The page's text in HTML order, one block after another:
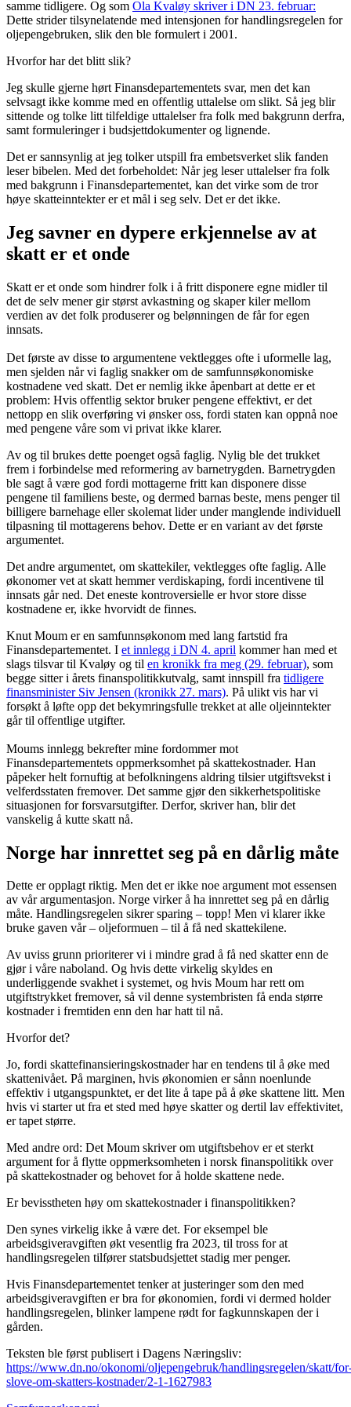
samme tidligere. Og som Ola Kvaløy skriver i DN 23. februar:
Dette strider tilsynelatende med intensjonen for handlingsregelen for
oljepengebruken, slik den ble formulert i 2001.
Hvorfor har det blitt slik?
Jeg skulle gjerne hørt Finansdepartementets svar, men det kan
selvsagt ikke komme med en offentlig uttalelse om slikt. Så jeg blir
sittende og tolke litt tilfeldige uttalelser fra folk med bakgrunn derfra,
samt formuleringer i budsjettdokumenter og lignende.
Det er sannsynlig at jeg tolker utspill fra embetsverket slik fanden
leser bibelen. Med det forbeholdet: Når jeg leser uttalelser fra folk
med bakgrunn i Finansdepartementet, kan det virke som de tror
høye skatteinntekter er et mål i seg selv. Det er det ikke.
Jeg savner en dypere erkjennelse av at
skatt er et onde
Skatt er et onde som hindrer folk i å fritt disponere egne midler til
det de selv mener gir størst avkastning og skaper kiler mellom
verdien av det folk produserer og belønningen de får for egen
innsats.
Det første av disse to argumentene vektlegges ofte i uformelle lag,
men sjelden når vi faglig snakker om de samfunnsøkonomiske
kostnadene ved skatt. Det er nemlig ikke åpenbart at dette er et
problem: Hvis offentlig sektor bruker pengene effektivt, er det
nettopp en slik overføring vi ønsker oss, fordi staten kan oppnå noe
med pengene våre som vi privat ikke klarer.
Av og til brukes dette poenget også faglig. Nylig ble det trukket
frem i forbindelse med reformering av barnetrygden. Barnetrygden
ble sagt å være god fordi mottagerne fritt kan disponere disse
pengene til familiens beste, og dermed barnas beste, mens penger til
billigere barnehage eller skolemat lider under manglende individuell
tilpasning til mottagerens behov. Dette er en variant av det første
argumentet.
Det andre argumentet, om skattekiler, vektlegges ofte faglig. Alle
økonomer vet at skatt hemmer verdiskaping, fordi incentivene til
innsats går ned. Det eneste kontroversielle er hvor store disse
kostnadene er, ikke hvorvidt de finnes.
Knut Moum er en samfunnsøkonom med lang fartstid fra
Finansdepartementet. I et innlegg i DN 4. april kommer han med et
slags tilsvar til Kvaløy og til en kronikk fra meg (29. februar), som
begge sitter i årets finanspolitikkutvalg, samt innspill fra tidligere
finansminister Siv Jensen (kronikk 27. mars). På ulikt vis har vi
forsøkt å løfte opp det bekymringsfulle trekket at alle oljeinntekter
går til offentlige utgifter.
Moums innlegg bekrefter mine fordommer mot
Finansdepartementets oppmerksomhet på skattekostnader. Han
påpeker helt fornuftig at befolkningens aldring tilsier utgiftsvekst i
velferdsstaten fremover. Det samme gjør den sikkerhetspolitiske
situasjonen for forsvarsutgifter. Derfor, skriver han, blir det
vanskelig å kutte skatt nå.
Norge har innrettet seg på en dårlig måte
Dette er opplagt riktig. Men det er ikke noe argument mot essensen
av vår argumentasjon. Norge virker å ha innrettet seg på en dårlig
måte. Handlingsregelen sikrer sparing – topp! Men vi klarer ikke
bruke gaven vår – oljeformuen – til å få ned skattekilene.
Av uviss grunn prioriterer vi i mindre grad å få ned skatter enn de
gjør i våre naboland. Og hvis dette virkelig skyldes en
underliggende svakhet i systemet, og hvis Moum har rett om
utgiftstrykket fremover, så vil denne systembristen få enda større
kostnader i fremtiden enn den har hatt til nå.
Hvorfor det?
Jo, fordi skattefinansieringskostnader har en tendens til å øke med
skattenivået. På marginen, hvis økonomien er sånn noenlunde
effektiv i utgangspunktet, er det lite å tape på å øke skattene litt. Men
hvis vi starter ut fra et sted med høye skatter og dertil lav effektivitet,
er tapet større.
Med andre ord: Det Moum skriver om utgiftsbehov er et sterkt
argument for å flytte oppmerksomheten i norsk finanspolitikk over
på skattekostnader og behovet for å holde skattene nede.
Er bevisstheten høy om skattekostnader i finanspolitikken?
Den synes virkelig ikke å være det. For eksempel ble
arbeidsgiveravgiften økt vesentlig fra 2023, til tross for at
handlingsregelen tilfører statsbudsjettet stadig mer penger.
Hvis Finansdepartementet tenker at justeringer som den med
arbeidsgiveravgiften er bra for økonomien, fordi vi dermed holder
handlingsregelen, blinker lampene rødt for fagkunnskapen der i
gården.
Teksten ble først publisert i Dagens Næringsliv:
https://www.dn.no/okonomi/oljepengebruk/handlingsregelen/skatt/
slove-om-skatters-kostnader/2-1-1627983